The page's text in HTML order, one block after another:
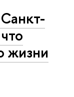
жизни